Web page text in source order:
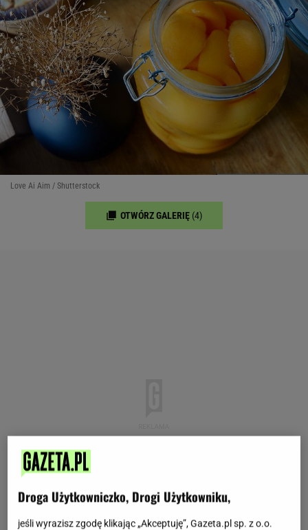
Love Ai Aim / Shutterstock
OTWÓRZ GALERIĘ (4)
Droga Użytkowniczko, Drogi Użytkowniku,
jeśli wyrazisz zgodę klikając „Akceptuję”, Gazeta.pl sp. z o.o.